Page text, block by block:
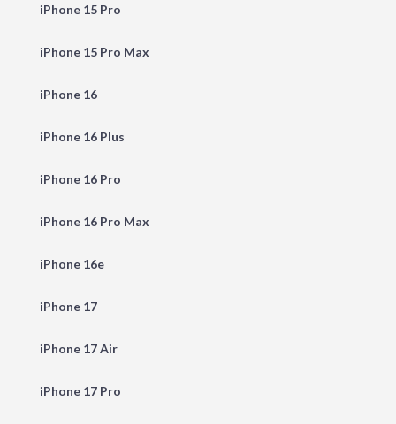
iPhone 15 Pro
iPhone 15 Pro Max
iPhone 16
iPhone 16 Plus
iPhone 16 Pro
iPhone 16 Pro Max
iPhone 16e
iPhone 17
iPhone 17 Air
iPhone 17 Pro